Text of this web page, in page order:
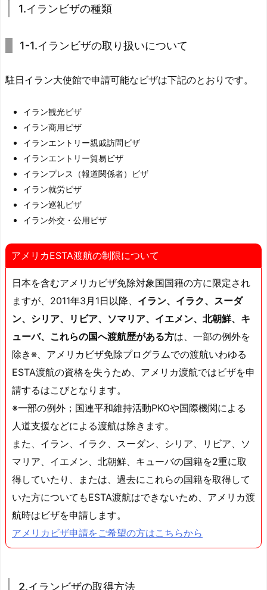
1.イランビザの種類
1-1.イランビザの取り扱いについて
駐日イラン大使館で申請可能なビザは下記のとおりです。
イラン観光ビザ
イラン商用ビザ
イランエントリー親戚訪問ビザ
イランエントリー貿易ビザ
イランプレス（報道関係者）ビザ
イラン就労ビザ
イラン巡礼ビザ
イラン外交・公用ビザ
アメリカESTA渡航の制限について
日本を含むアメリカビザ免除対象国国籍の方に限定され
ますが、2011年3月1日以降、 イラン、イラク、スーダ
ン、シリア、リビア、ソマリア、イエメン、北朝鮮、キ
ューバ、これらの国へ渡航歴がある方は、一部の例外を
除き※、アメリカビザ免除プログラムでの渡航いわゆる
ESTA渡航の資格を失うため、アメリカ渡航ではビザを申
請するはこびとなります。
※一部の例外；国連平和維持活動PKOや国際機関による
人道支援などによる渡航は除きます。
また、イラン、イラク、スーダン、シリア、リビア、ソ
マリア、イエメン、北朝鮮、キューバの国籍を2重に取
得していたり、または、過去にこれらの国籍を取得して
いた方についてもESTA渡航はできないため、アメリカ渡
航時はビザを申請します。
アメリカビザ申請をご希望の方はこちらから
2.イランビザの取得方法